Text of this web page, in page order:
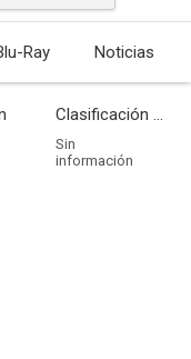
Ray Noticias
Clasificación por edades
Sin
información